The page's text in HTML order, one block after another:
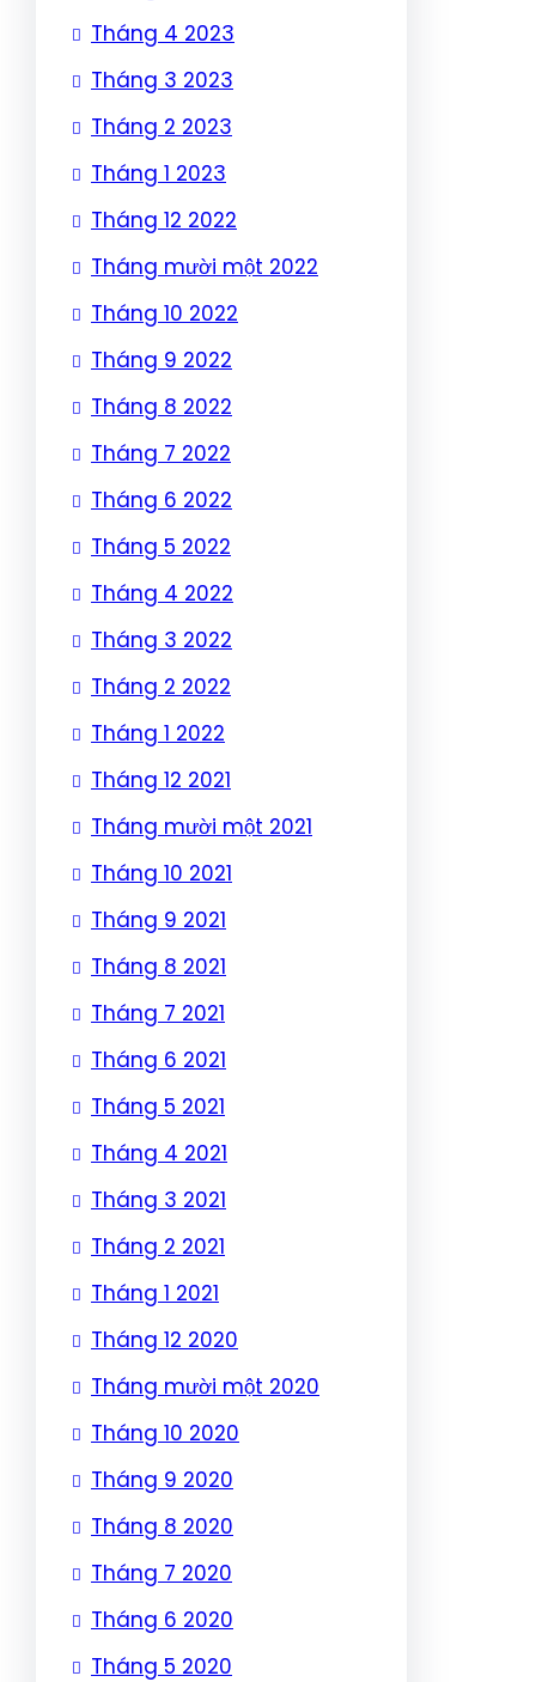
Tháng 4 2023
Tháng 3 2023
Tháng 2 2023
Tháng 1 2023
Tháng 12 2022
Tháng mười một 2022
Tháng 10 2022
Tháng 9 2022
Tháng 8 2022
Tháng 7 2022
Tháng 6 2022
Tháng 5 2022
Tháng 4 2022
Tháng 3 2022
Tháng 2 2022
Tháng 1 2022
Tháng 12 2021
Tháng mười một 2021
Tháng 10 2021
Tháng 9 2021
Tháng 8 2021
Tháng 7 2021
Tháng 6 2021
Tháng 5 2021
Tháng 4 2021
Tháng 3 2021
Tháng 2 2021
Tháng 1 2021
Tháng 12 2020
Tháng mười một 2020
Tháng 10 2020
Tháng 9 2020
Tháng 8 2020
Tháng 7 2020
Tháng 6 2020
Tháng 5 2020